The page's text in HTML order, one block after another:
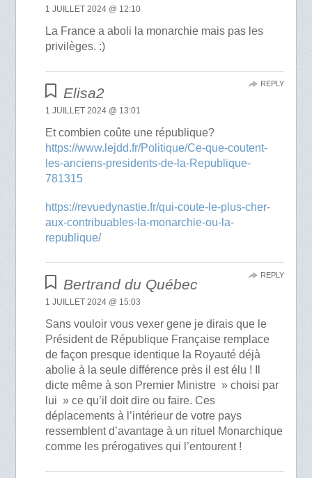
1 JUILLET 2024 @ 12:10
La France a aboli la monarchie mais pas les
privilèges. :)
Elisa2
1 JUILLET 2024 @ 13:01
Et combien coûte une république?
https://www.lejdd.fr/Politique/Ce-que-coutent-
les-anciens-presidents-de-la-Republique-
781315
https://revuedynastie.fr/qui-coute-le-plus-cher-
aux-contribuables-la-monarchie-ou-la-
republique/
REPLY
Bertrand du Québec
1 JUILLET 2024 @ 15:03
Sans vouloir vous vexer gene je dirais que le
Président de République Française remplace
de façon presque identique la Royauté déjà
abolie à la seule différence près il est élu ! Il
dicte même à son Premier Ministre » choisi par
lui » ce qu’il doit dire ou faire. Ces
déplacements à l’intérieur de votre pays
ressemblent d’avantage à un rituel Monarchique
comme les prérogatives qui l’entourent !
REPLY